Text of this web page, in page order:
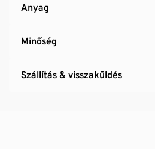
Anyag
Minőség
Szállítás & visszaküldés